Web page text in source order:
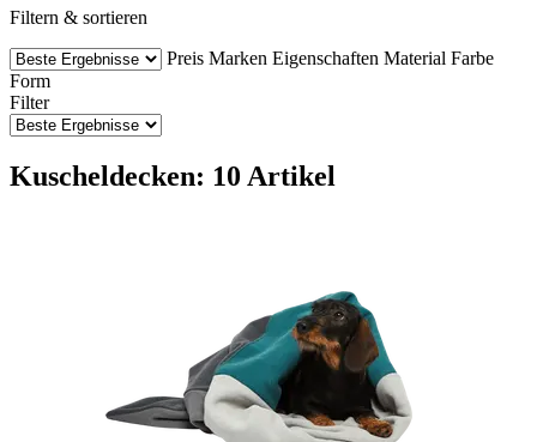
Filtern & sortieren
Preis Marken Eigenschaften Material Farbe
Form
Filter
Kuscheldecken: 10 Artikel